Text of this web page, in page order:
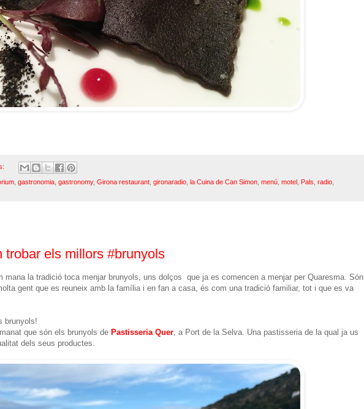
gastronomia gastronomy, Girona restaurant gironaradio la Cuina de Can Simon menú motel Pals radio
trobar els millors #brunyols
mana la tradició toca menjar brunyols, uns dolços que ja es comencen a menjar per Quaresma. Són
gent que es reuneix amb la família i en fan a casa, és com una tradició familiar, tot i que es va
brunyols!
que són els brunyols de Pastisseria Quer, a Port de la Selva. Una pastisseria de la qual ja us
dels seus productes.